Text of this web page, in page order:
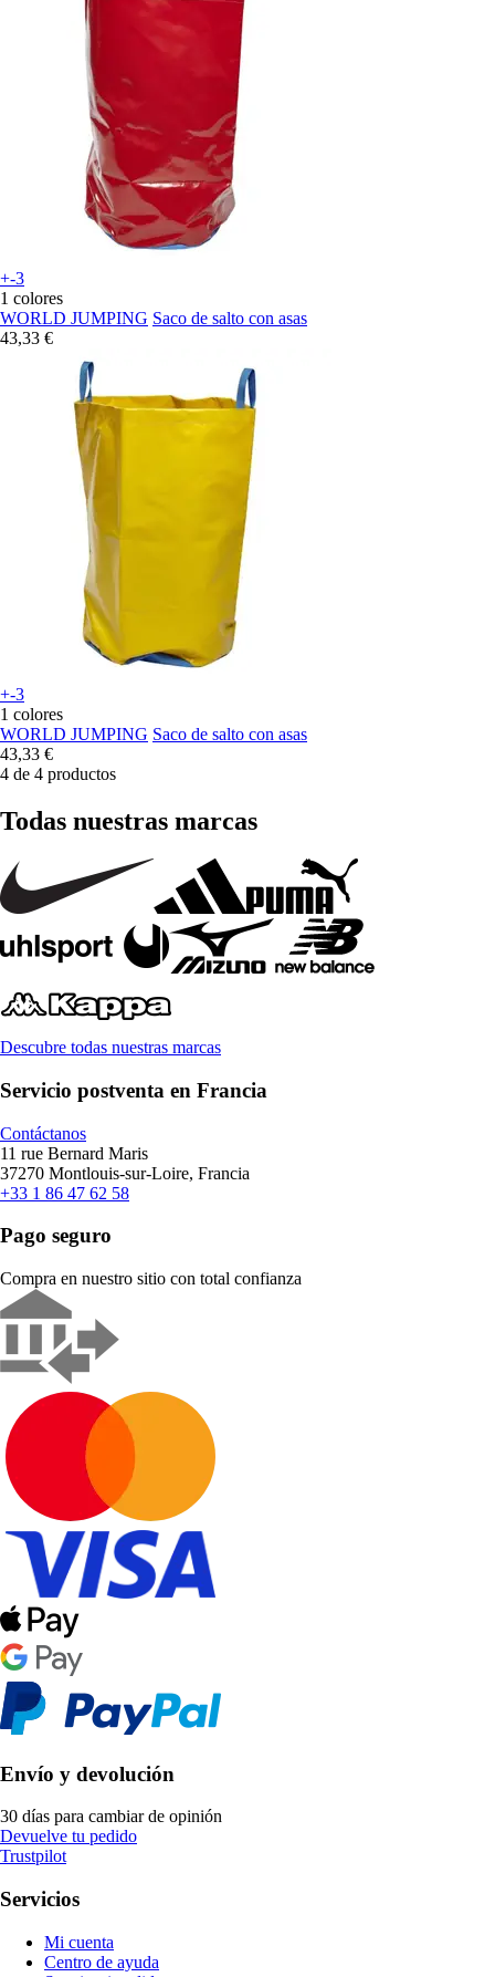
+-3
1 colores
WORLD JUMPING Saco de salto con asas
43,33 €
+-3
1 colores
WORLD JUMPING Saco de salto con asas
43,33 €
4 de 4 productos
Todas nuestras marcas
Descubre todas nuestras marcas
Servicio postventa en Francia
Contáctanos
11 rue Bernard Maris
37270 Montlouis-sur-Loire, Francia
+33 1 86 47 62 58
Pago seguro
Compra en nuestro sitio con total confianza
Envío y devolución
30 días para cambiar de opinión
Devuelve tu pedido
Trustpilot
Servicios
Mi cuenta
Centro de ayuda